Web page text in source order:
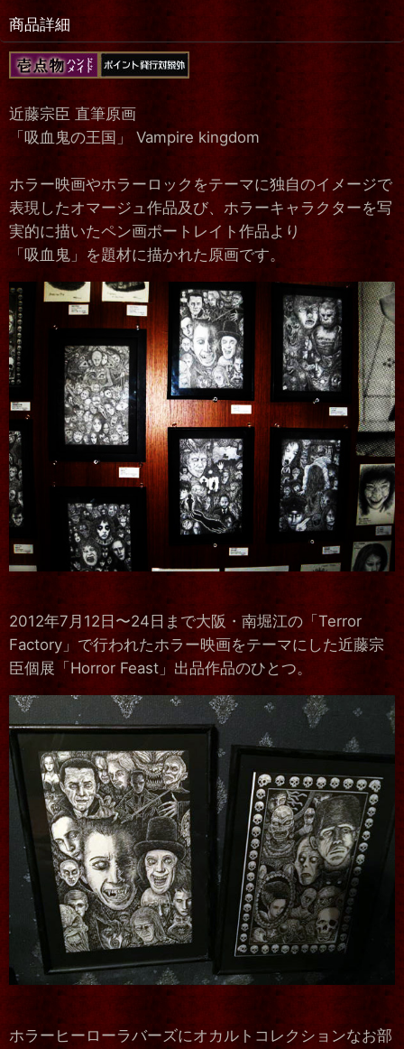
商品詳細
近藤宗臣 直筆原画
「吸血鬼の王国」 Vampire kingdom
ホラー映画やホラーロックをテーマに独自のイメージで
表現したオマージュ作品及び、ホラーキャラクターを写
実的に描いたペン画ポートレイト作品より
「吸血鬼」を題材に描かれた原画です。
2012年7月12日〜24日まで大阪・南堀江の「Terror
Factory」で行われたホラー映画をテーマにした近藤宗
臣個展「Horror Feast」出品作品のひとつ。
ホラーヒーローラバーズにオカルトコレクションなお部